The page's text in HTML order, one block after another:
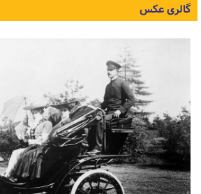
گالری عکس